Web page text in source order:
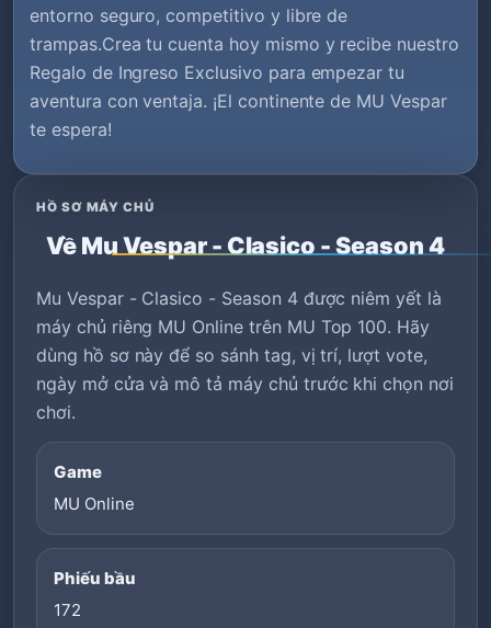
entorno seguro, competitivo y libre de
trampas.Crea tu cuenta hoy mismo y recibe nuestro
Regalo de Ingreso Exclusivo para empezar tu
aventura con ventaja. ¡El continente de MU Vespar
te espera!
HỒ SƠ MÁY CHỦ
Về Mu Vespar - Clasico - Season 4
Mu Vespar - Clasico - Season 4 được niêm yết là
máy chủ riêng MU Online trên MU Top 100. Hãy
dùng hồ sơ này để so sánh tag, vị trí, lượt vote,
ngày mở cửa và mô tả máy chủ trước khi chọn nơi
chơi.
Game
MU Online
Phiếu bầu
172